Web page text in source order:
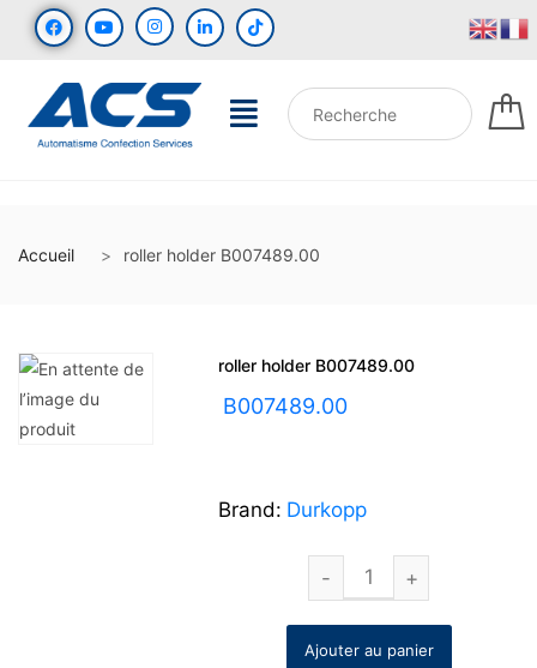
Accueil roller holder B007489.00
roller holder B007489.00
B007489.00
Brand: Durkopp
Ajouter au panier